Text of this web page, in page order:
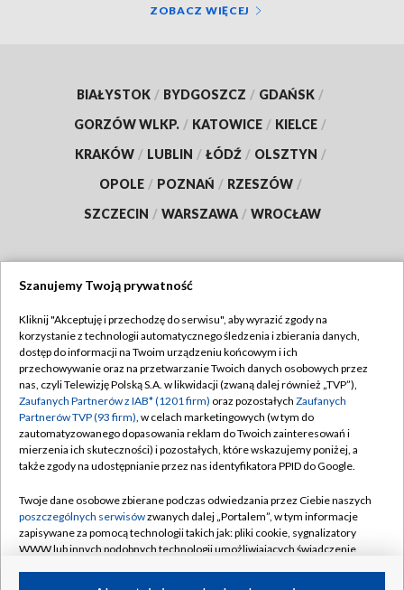
ZOBACZ WIĘCEJ
BIAŁYSTOK / BYDGOSZCZ / GDAŃSK /
GORZÓW WLKP. / KATOWICE / KIELCE /
KRAKÓW / LUBLIN / ŁÓDŹ / OLSZTYN /
OPOLE / POZNAŃ / RZESZÓW /
SZCZECIN / WARSZAWA / WROCŁAW
TVP
Abonament TVP
Emisja w TVP
Centrum informacji TVP
Naziemna Telewizja Cyfrowa
Rada Programowa
System NOS
Informacje o nadawcy
Regulamin TVP
Polityka prywatności
Moje zgody
Pomoc
Kontakt
Kanały
Szanujemy Twoją prywatność
Kliknij "Akceptuję i przechodzę do serwisu", aby wyrazić zgody na
korzystanie z technologii automatycznego śledzenia i zbierania danych,
dostęp do informacji na Twoim urządzeniu końcowym i ich
przechowywanie oraz na przetwarzanie Twoich danych osobowych przez
nas, czyli Telewizję Polską S.A. w likwidacji (zwaną dalej również „TVP”),
Zaufanych Partnerów z IAB* (1201 firm) oraz pozostałych Zaufanych
Partnerów TVP (93 firm), w celach marketingowych (w tym do
zautomatyzowanego dopasowania reklam do Twoich zainteresowań i
mierzenia ich skuteczności) i pozostałych, które wskazujemy poniżej, a
także zgody na udostępnianie przez nas identyfikatora PPID do Google.
Twoje dane osobowe zbierane podczas odwiedzania przez Ciebie naszych
poszczególnych serwisówzwanych dalej „Portalem”, w tym informacje
zapisywane za pomocą technologii takich jak: pliki cookie, sygnalizatory
WWW lub innych podobnych technologii umożliwiających świadczenie